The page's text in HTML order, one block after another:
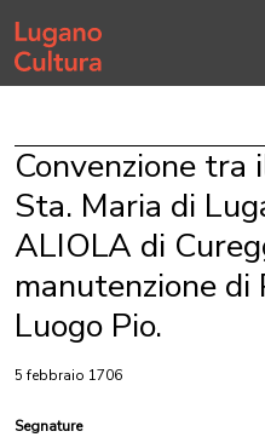
Home page
Convenzione tra
Sta. Maria di
ALIOLA di
manutenzione di
Luogo Pio.
5 febbraio 1706
Segnature